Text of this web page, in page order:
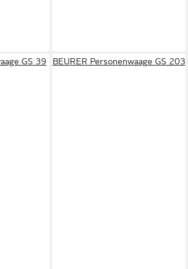
GS 39 BEURER Personenwaage GS 203